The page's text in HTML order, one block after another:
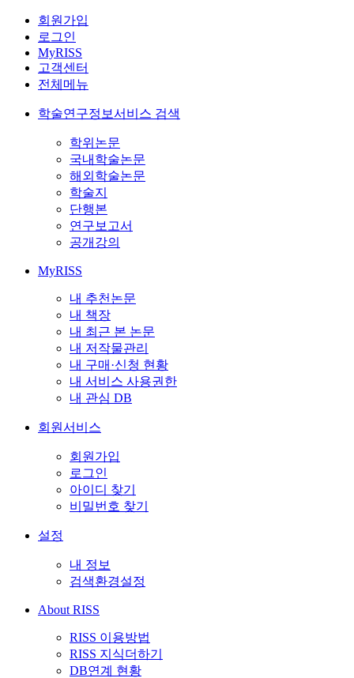
회원가입
로그인
MyRISS
고객센터
전체메뉴
학술연구정보서비스 검색
학위논문
국내학술논문
해외학술논문
학술지
단행본
연구보고서
공개강의
MyRISS
내 추천논문
내 책장
내 최근 본 논문
내 저작물관리
내 구매·신청 현황
내 서비스 사용권한
내 관심 DB
회원서비스
회원가입
로그인
아이디 찾기
비밀번호 찾기
설정
내 정보
검색환경설정
About RISS
RISS 이용방법
RISS 지식더하기
DB연계 현황